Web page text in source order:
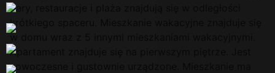
bary, restauracje i plaża znajdują się w odległości
krótkiego spaceru. Mieszkanie wakacyjne znajduje się
Apartament znajduje się na pierwszym piętrze. Jest
nowoczesne i gustownie urządzone. Mieszkanie ma